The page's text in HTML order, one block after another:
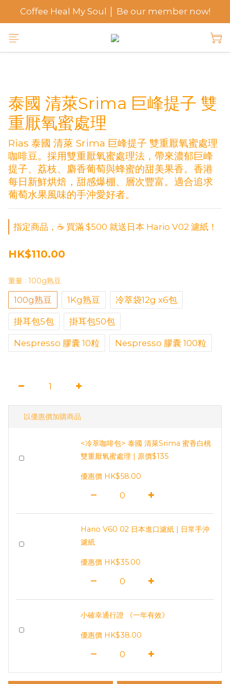
Coffee Heal My Soul │ Be our member now!
泰國 清萊Srima 巨峰提子 雙
重厭氧蜜處理
Rias 泰國 清萊 Srima 巨峰提子 雙重厭氧蜜處理
咖啡豆。採用雙重厭氧蜜處理法，帶來濃郁巨峰
提子、荔枝、麝香葡萄與蜂蜜的甜美果香。香港
每日新鮮烘焙，甜感爆棚、層次豐富。適合追求
葡萄水果風味的手沖愛好者。
指定商品，☕ 買滿 $500 就送日本 Hario V02 濾紙！
HK$110.00
重量 : 100g熟豆
100g熟豆 1Kg熟豆 冷萃袋12g x6包
掛耳包5包 掛耳包50包
Nespresso 膠囊 10粒 Nespresso 膠囊 100粒
以優惠價加購商品
<冷萃咖啡包> 泰國 清萊Srima 蜜香白桃
雙重厭氧蜜處理 | 原價$135
優惠價 HK$58.00
Hario V60 02 日本進口濾紙 | 日常手沖
濾紙
優惠價 HK$35.00
小確幸通行證 《一年有效》
優惠價 HK$38.00